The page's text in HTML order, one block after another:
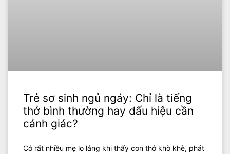
Trẻ sơ sinh ngủ ngáy: Chỉ là tiếng
thở bình thường hay dấu hiệu cần
cảnh giác?
Có rất nhiều mẹ lo lắng khi thấy con thở khò khè, phát